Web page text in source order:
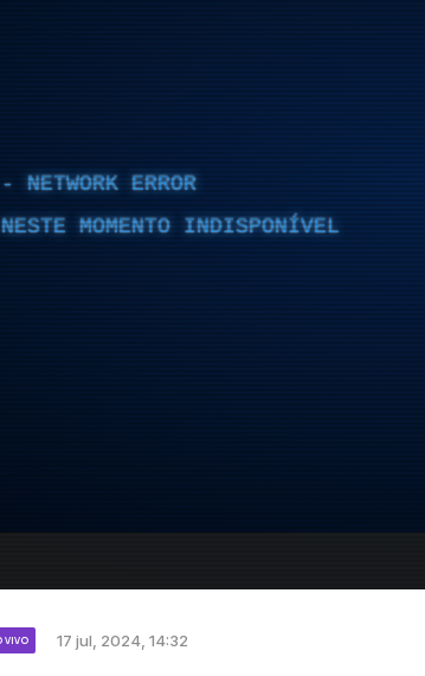
ERROR
MOMENTO INDISPONÍVEL
VIVO 17 jul, 2024, 14:32